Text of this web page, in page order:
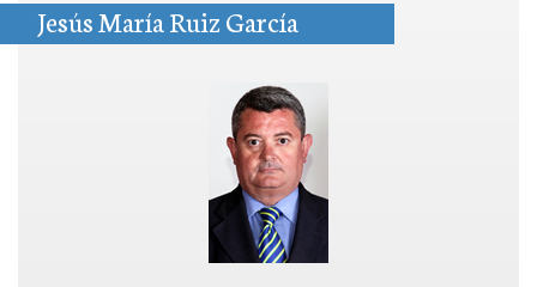
Jesús María Ruiz García